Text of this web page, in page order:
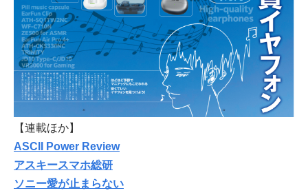
【連載ほか】
ASCII Power Review
アスキースマホ総研
ソニー愛が止まらない